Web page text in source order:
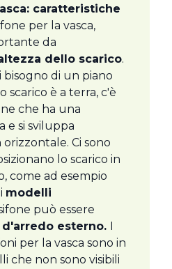
caratteristiche
per la vasca,
da
dello scarico.
bisogno di un piano
scarico è a terra, c'è
che ha una
e si sviluppa
Ci sono
lo scarico in
come ad esempio
modelli
può essere
esterno. I
per la vasca sono in
che non sono visibili